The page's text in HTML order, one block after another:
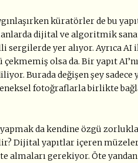
küratörler de bu
dijital ve algoritmik
yer alıyor. Ayrıca
olsa da. Bir yapıt
Burada değişen şey
fotoğraflarla birlikte
da kendine özgü
Dijital yapıtlar içeren
gerekiyor. Öte